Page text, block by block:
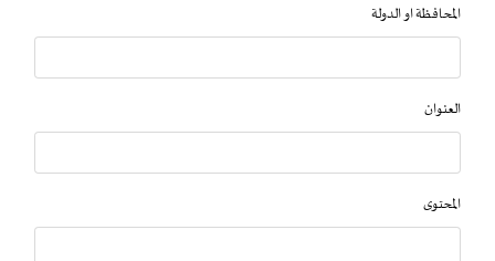
المحافظة او الدولة
العنوان
المحتوى